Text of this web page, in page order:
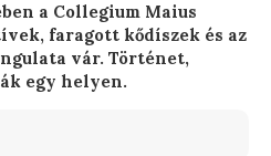
a Collegium Maius
faragott kődíszek és az
vár. Történet,
egy helyen.